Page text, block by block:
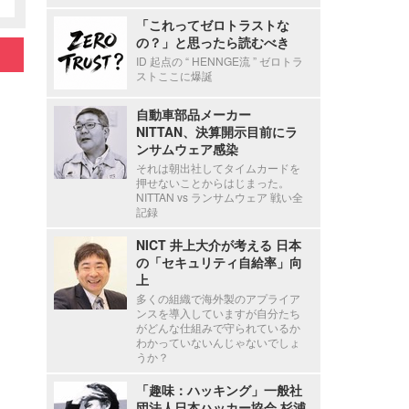
「これってゼロトラストな
の？」と思ったら読むべき
ID 起点の “ HENNGE流 ” ゼロトラ
ストここに爆誕
自動車部品メーカー
NITTAN、決算開示目前にラ
ンサムウェア感染
それは朝出社してタイムカードを
押せないことからはじまった。
NITTAN vs ランサムウェア 戦い全
記録
NICT 井上大介が考える 日本
の「セキュリティ自給率」向
上
多くの組織で海外製のアプライア
ンスを導入していますが自分たち
がどんな仕組みで守られているか
わかっていないんじゃないでしょ
うか？
「趣味：ハッキング」一般社